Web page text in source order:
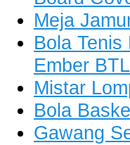
Meja
Bola Tenis
Ember
Mistar
Bola
Gawang